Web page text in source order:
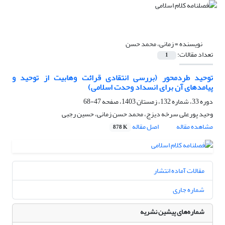
نویسنده =زمانی، محمد حسن
تعداد مقالات: 1
توحید طردمحور (بررسی انتقادی قرائت وهابیت از توحید و
پیامدهای آن برای انسداد وحدت اسلامی)
دوره 33، شماره 132، زمستان 1403، صفحه
47-68
وحید پورعلی سرخه دیزج، محمد حسن زمانی، حسین رجبی
مشاهده مقاله
اصل مقاله 878 K
مقالات آماده انتشار
شماره جاری
شماره‌های پیشین نشریه